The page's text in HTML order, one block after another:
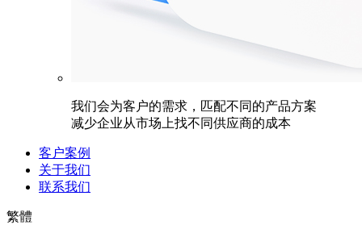
我们会为客户的需求，匹配不同的产品方案
减少企业从市场上找不同供应商的成本
客户案例
关于我们
联系我们
繁體